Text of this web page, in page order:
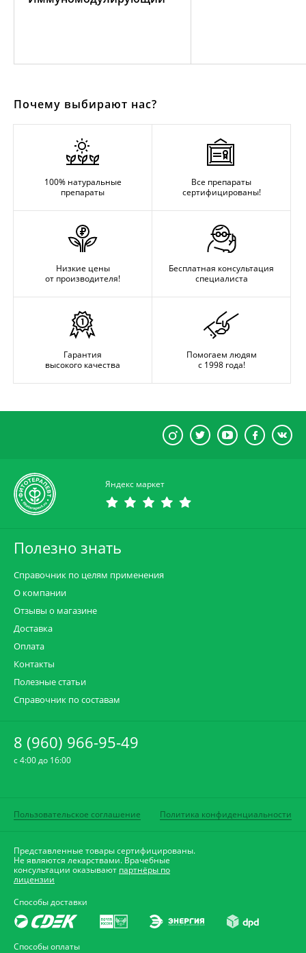
Почему выбирают нас?
100% натуральные
препараты
Все препараты
сертифицированы!
Низкие цены
от производителя!
Бесплатная консультация
специалиста
Гарантия
высокого качества
Помогаем людям
с 1998 года!
Яндекс маркет
Полезно знать
Справочник по целям применения
О компании
Отзывы о магазине
Доставка
Оплата
Контакты
Полезные статьи
Справочник по составам
8 (960) 966-95-49
c 4:00 до 16:00
Пользовательское соглашение Политика конфиденциальности
Представленные товары сертифицированы.
Не являются лекарствами. Врачебные
консультации оказывают партнёры по
лицензии
Способы доставки
Способы оплаты